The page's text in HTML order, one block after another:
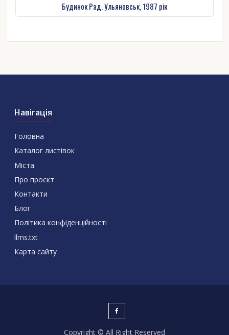
Будинок Рад. Ульяновськ, 1987 рік
Навігація
Головна
Каталог листівок
Міста
Про проєкт
Контакти
Блог
Політика конфіденційності
llms.txt
Карта сайту
Copyright © All Right Reserved